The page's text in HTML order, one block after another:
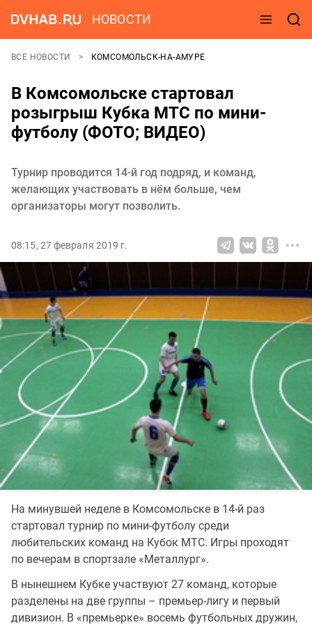
НОВОСТИ
ВСЕ НОВОСТИ КОМСОМОЛЬСК-НА-АМУРЕ
В Комсомольске стартовал
розыгрыш Кубка МТС по мини-
футболу (ФОТО; ВИДЕО)
Турнир проводится 14-й год подряд, и команд,
желающих участвовать в нём больше, чем
организаторы могут позволить.
08:15, 27 февраля 2019 г.
На минувшей неделе в Комсомольске в 14-й раз
стартовал турнир по мини-футболу среди
любительских команд на Кубок МТС. Игры проходят
по вечерам в спортзале «Металлург».
В нынешнем Кубке участвуют 27 команд, которые
разделены на две группы – премьер-лигу и первый
дивизион. В «премьерке» восемь футбольных дружин,